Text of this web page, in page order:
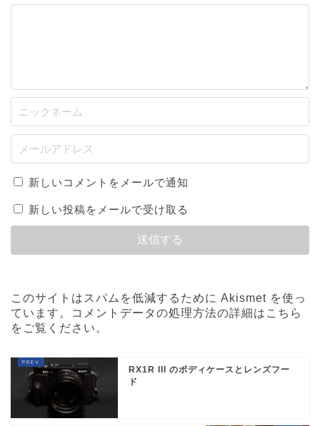
新しいコメントをメールで通知
新しい投稿をメールで受け取る
このサイトはスパムを低減するために Akismet を使っ
ています。
コメントデータの処理方法の詳細はこちら
をご覧ください 。
RX1R III のボディケースとレンズフー
ド